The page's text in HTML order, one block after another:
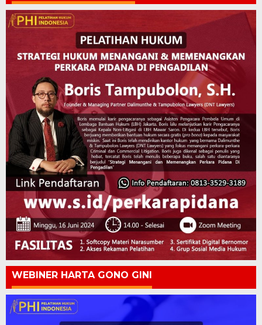
WEBINER HARTA GONO GINI